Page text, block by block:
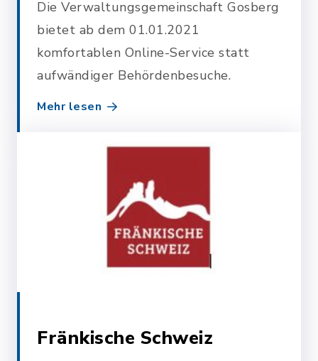
Die Verwaltungsgemeinschaft Gosberg
bietet ab dem 01.01.2021
komfortablen Online-Service statt
aufwändiger Behördenbesuche.
Mehr lesen
Fränkische Schweiz